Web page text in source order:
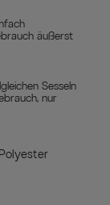
äußerst
Sesseln
nur